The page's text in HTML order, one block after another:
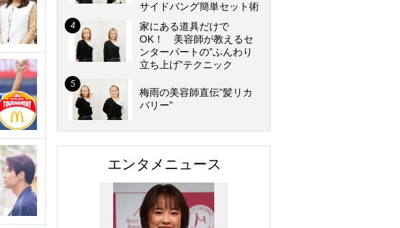
サイドバング簡単セット術
家にある道具だけで
OK！ 美容師が教えるセ
ンターパートの”ふんわり
立ち上げ”テクニック
梅雨の美容師直伝”髪リカ
バリー”
エンタメニュース